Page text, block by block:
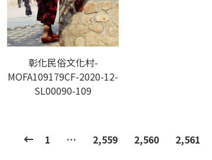
彰化民俗文化村-
MOFA109179CF-2020-12-
SL00090-109
1 … 2,559 2,560 2,561